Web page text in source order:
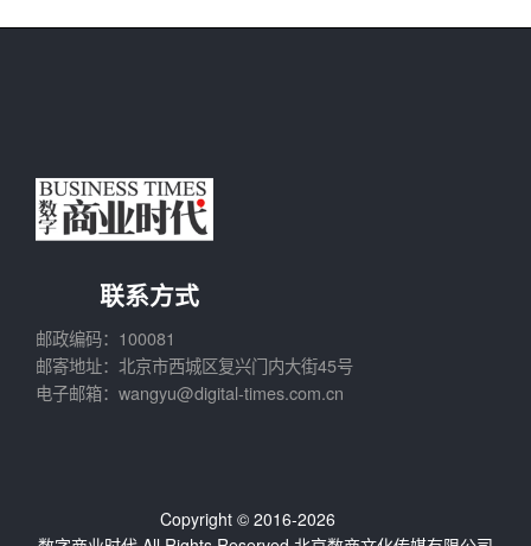
联系方式
邮政编码：100081
邮寄地址：北京市西城区复兴门内大街45号
电子邮箱：wangyu@digital-times.com.cn
Copyright © 2016-2026